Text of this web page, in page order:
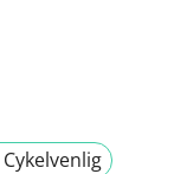
Cykelvenlig